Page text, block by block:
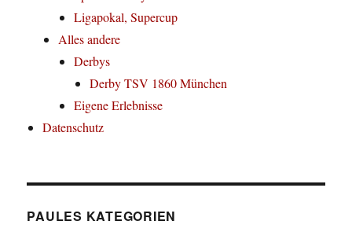
Ligapokal, Supercup
Alles andere
Derbys
Derby TSV 1860 München
Eigene Erlebnisse
Datenschutz
PAULES KATEGORIEN